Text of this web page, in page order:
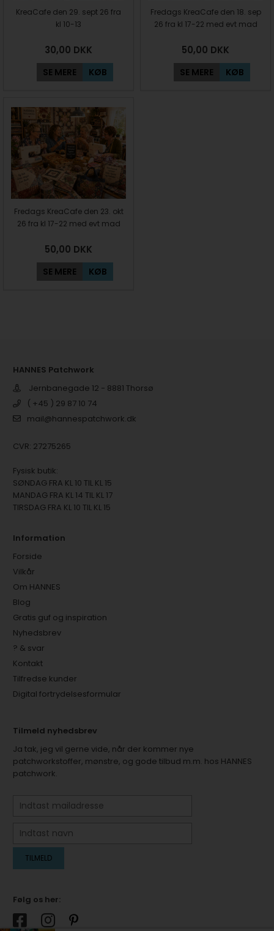
KreaCafe den 29. sept 26 fra
kl 10-13
30,00 DKK
SE MERE KØB
Fredags KreaCafe den 18. sep
26 fra kl 17-22 med evt mad
50,00 DKK
SE MERE KØB
Fredags KreaCafe den 23. okt
26 fra kl 17-22 med evt mad
50,00 DKK
SE MERE KØB
HANNES Patchwork
Jernbanegade 12 - 8881 Thorsø
( +45 ) 29 87 10 74
mail@hannespatchwork.dk
CVR: 27275265
Fysisk butik:
SØNDAG FRA KL 10 TIL KL 15
MANDAG FRA KL 14 TIL KL 17
TIRSDAG FRA KL 10 TIL KL 15
Information
Forside
Vilkår
Om HANNES
Blog
Gratis guf og inspiration
Nyhedsbrev
? & svar
Kontakt
Tilfredse kunder
Digital fortrydelsesformular
Tilmeld nyhedsbrev
Ja tak, jeg vil gerne vide, når der kommer nye
patchworkstoffer, mønstre, og gode tilbud m.m. hos HANNES
patchwork.
Følg os her: